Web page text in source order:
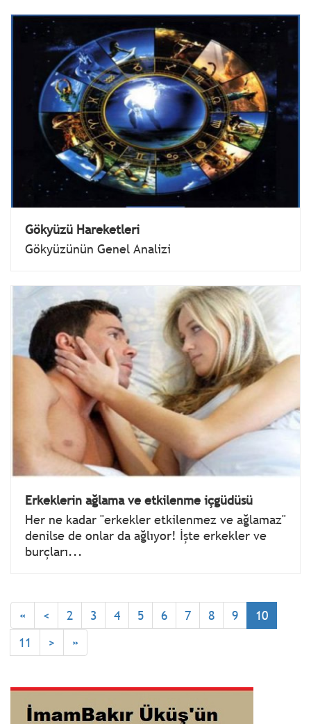
Gökyüzü Hareketleri
Gökyüzünün Genel Analizi
Erkeklerin ağlama ve etkilenme içgüdüsü
Her ne kadar "erkekler etkilenmez ve ağlamaz"
denilse de onlar da ağlıyor! İşte erkekler ve
burçları...
« < 2 3 4 5 6 7 8 9
10
11
> »